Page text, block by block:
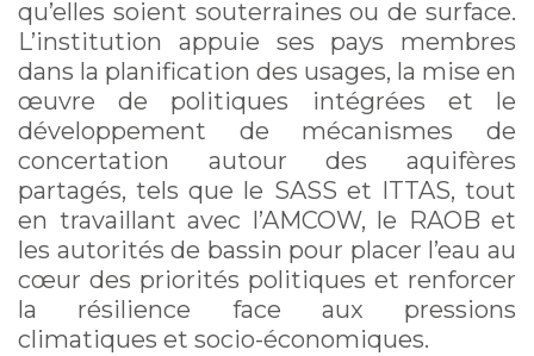
qu’elles soient souterraines ou de surface.
L’institution appuie ses pays membres
dans la planification des usages, la mise en
œuvre de politiques intégrées et le
développement de mécanismes de
concertation autour des aquifères
partagés, tels que le SASS et ITTAS, tout
en travaillant avec l’AMCOW, le RAOB et
les autorités de bassin pour placer l’eau au
cœur des priorités politiques et renforcer
la résilience face aux pressions
climatiques et socio-économiques.